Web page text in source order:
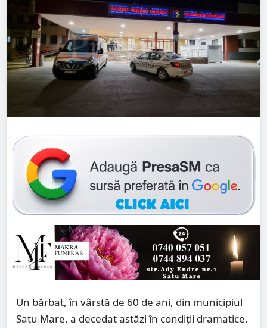
Un bărbat, în vârstă de 60 de ani, din municipiul
Satu Mare, a decedat astăzi în condiții dramatice.